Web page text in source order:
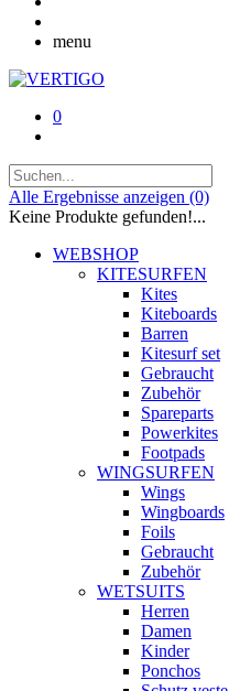
menu
0
Alle Ergebnisse anzeigen (0)
Keine Produkte gefunden!...
WEBSHOP
KITESURFEN
Kites
Kiteboards
Barren
Kitesurf set
Gebraucht
Zubehör
Spareparts
Powerkites
Footpads
WINGSURFEN
Wings
Wingboards
Foils
Gebraucht
Zubehör
WETSUITS
Herren
Damen
Kinder
Ponchos